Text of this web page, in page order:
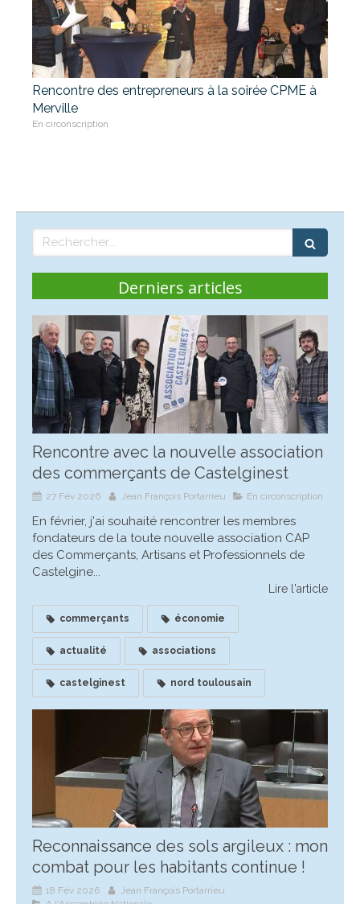
Rencontre des entrepreneurs à la soirée CPME à
Merville
En circonscription
Rechercher
Derniers articles
Rencontre avec la nouvelle association
des commerçants de Castelginest
27 Fév 2026 Jean François Portarrieu En circonscription
En février, j'ai souhaité rencontrer les membres
fondateurs de la toute nouvelle association CAP
des Commerçants, Artisans et Professionnels de
Castelgine...
Lire l'article
commerçants économie
actualité associations
castelginest nord toulousain
Reconnaissance des sols argileux : mon
combat pour les habitants continue !
18 Fév 2026
Jean François Portarrieu